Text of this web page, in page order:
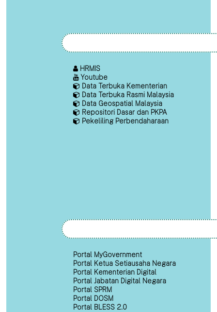
HRMIS
Youtube
Data Terbuka Kementerian
Data Terbuka Rasmi Malaysia
Data Geospatial Malaysia
Repositori Dasar dan PKPA
Pekeliling Perbendaharaan
Portal MyGovernment
Portal Ketua Setiausaha Negara
Portal Kementerian Digital
Portal Jabatan Digital Negara
Portal SPRM
Portal DOSM
Portal BLESS 2.0